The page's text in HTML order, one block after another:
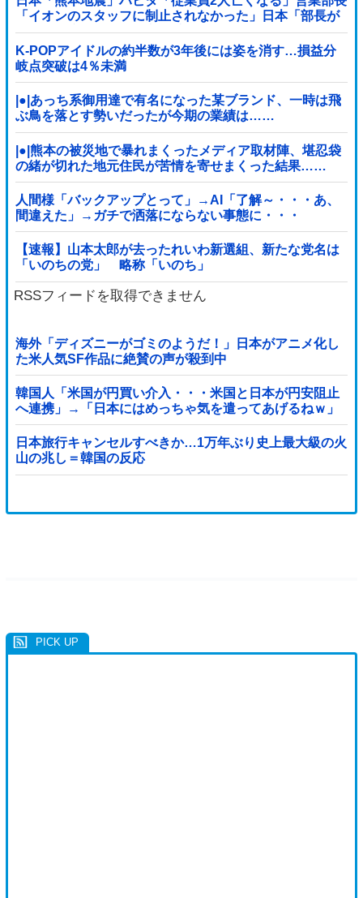
「イオンのスタッフに制止されなかった」日本「部長が
連絡後の店員行動を証言（謎」イオン「再入館可能の事
実ない」→
K-POPアイドルの約半数が3年後には姿を消す…損益分
岐点突破は4％未満
|●|あっち系御用達で有名になった某ブランド、一時は飛
ぶ鳥を落とす勢いだったが今期の業績は……
|●|熊本の被災地で暴れまくったメディア取材陣、堪忍袋
の緒が切れた地元住民が苦情を寄せまくった結果……
人間様「バックアップとって」→AI「了解～・・・あ、
間違えた」→ガチで洒落にならない事態に・・・
【速報】山本太郎が去ったれいわ新選組、新たな党名は
「いのちの党」 略称「いのち」
RSSフィードを取得できません
海外「ディズニーがゴミのようだ！」日本がアニメ化し
た米人気SF作品に絶賛の声が殺到中
韓国人「米国が円買い介入・・・米国と日本が円安阻止
へ連携」→「日本にはめっちゃ気を遣ってあげるねｗ」
「ウォンも救ってくれ・・・」
日本旅行キャンセルすべきか…1万年ぶり史上最大級の火
山の兆し＝韓国の反応